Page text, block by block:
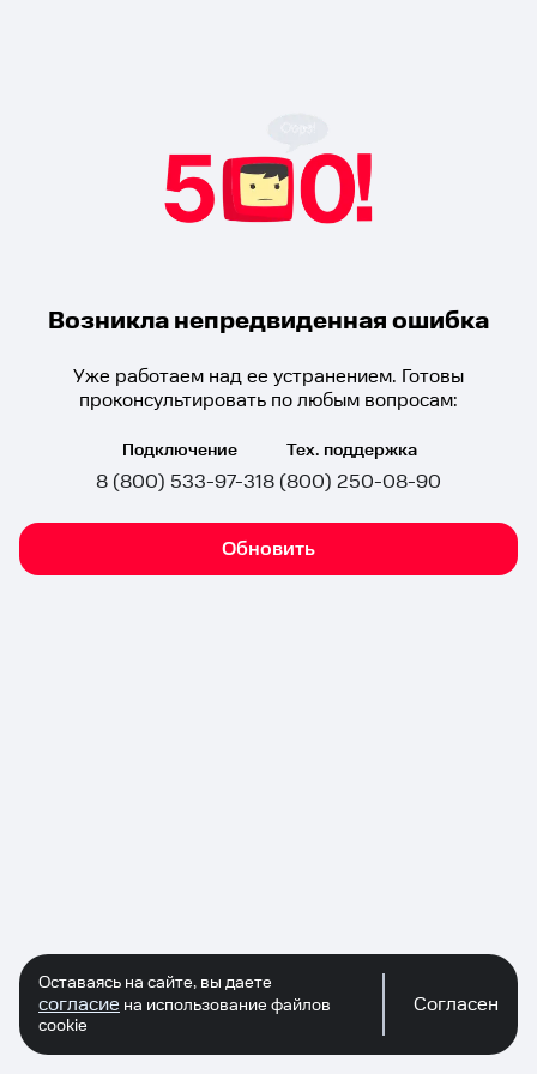
Возникла непредвиденная ошибка
Уже работаем над ее устранением. Готовы
проконсультировать по любым вопросам:
Подключение
8 (800) 533-97-31
Тех. поддержка
8 (800) 250-08-90
Обновить
Оставаясь на сайте, вы даете
согласие на использование файлов
cookie
Согласен